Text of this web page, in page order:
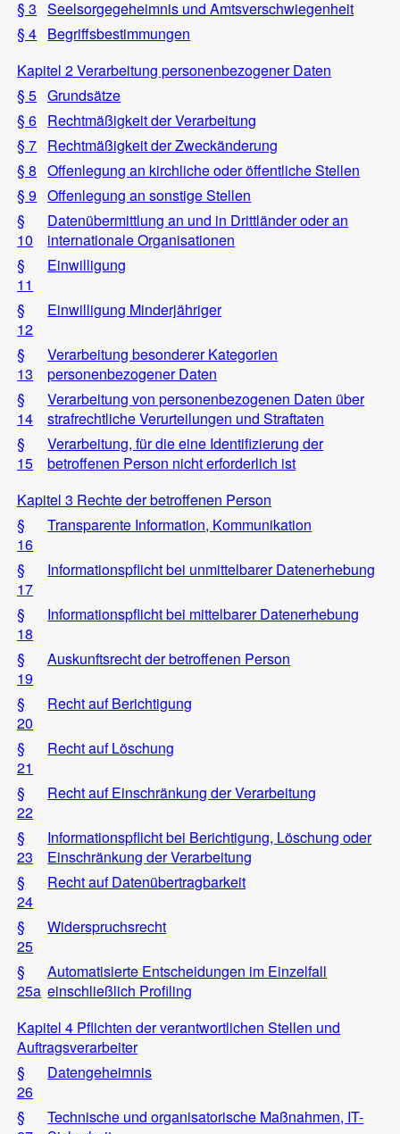
§ 3 Seelsorgegeheimnis und Amtsverschwiegenheit
§ 4 Begriffsbestimmungen
Kapitel 2 Verarbeitung personenbezogener Daten
§ 5 Grundsätze
§ 6 Rechtmäßigkeit der Verarbeitung
§ 7 Rechtmäßigkeit der Zweckänderung
§ 8 Offenlegung an kirchliche oder öffentliche Stellen
§ 9 Offenlegung an sonstige Stellen
§
10
Datenübermittlung an und in Drittländer oder an
internationale Organisationen
§
11
Einwilligung
§
12
Einwilligung Minderjähriger
§
13
Verarbeitung besonderer Kategorien
personenbezogener Daten
§
14
Verarbeitung von personenbezogenen Daten über
strafrechtliche Verurteilungen und Straftaten
§
15
Verarbeitung, für die eine Identifizierung der
betroffenen Person nicht erforderlich ist
Kapitel 3 Rechte der betroffenen Person
§
16
Transparente Information, Kommunikation
§
17
Informationspflicht bei unmittelbarer Datenerhebung
§
18
Informationspflicht bei mittelbarer Datenerhebung
§
19
Auskunftsrecht der betroffenen Person
§
20
Recht auf Berichtigung
§
21
Recht auf Löschung
§
22
Recht auf Einschränkung der Verarbeitung
§
23
Informationspflicht bei Berichtigung, Löschung oder
Einschränkung der Verarbeitung
§
24
Recht auf Datenübertragbarkeit
§
25
Widerspruchsrecht
§
25a
Automatisierte Entscheidungen im Einzelfall
einschließlich Profiling
Kapitel 4 Pflichten der verantwortlichen Stellen und
Auftragsverarbeiter
§
26
Datengeheimnis
§
Technische und organisatorische Maßnahmen, IT-